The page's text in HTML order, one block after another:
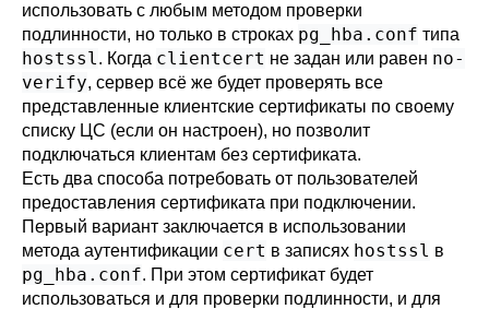
использовать с любым методом проверки
подлинности, но только в строках pg_hba.conf типа
hostssl. Когда clientcert не задан или равен no-
verify, сервер всё же будет проверять все
представленные клиентские сертификаты по своему
списку ЦС (если он настроен), но позволит
подключаться клиентам без сертификата.
Есть два способа потребовать от пользователей
предоставления сертификата при подключении.
Первый вариант заключается в использовании
метода аутентификации cert в записях hostssl в
pg_hba.conf. При этом сертификат будет
использоваться и для проверки подлинности, и для